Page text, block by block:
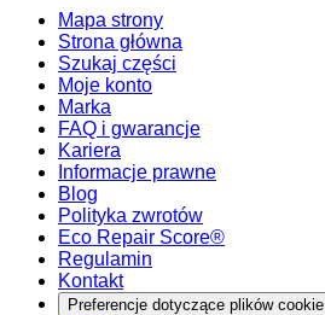
Mapa strony
Strona główna
Szukaj części
Moje konto
Marka
FAQ i gwarancje
Kariera
Informacje prawne
Blog
Polityka zwrotów
Eco Repair Score®
Regulamin
Kontakt
Preferencje dotyczące plików cookie